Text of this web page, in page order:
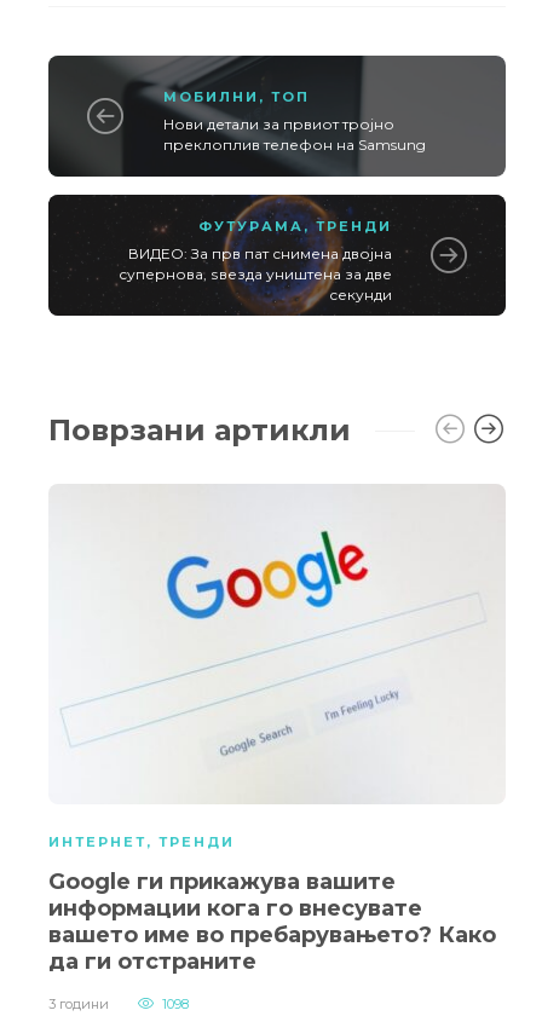
МОБИЛНИ , ТОП
Нови детали за првиот тројно
преклоплив телефон на Samsung
ФУТУРАМА,ТРЕНДИ
ВИДЕО: За прв пат снимена двојна
супернова, ѕвезда уништена за две
секунди
Поврзани артикли
ИНТЕРНЕТ, ТРЕНДИ
Google ги прикажува вашите
информации кога го внесувате
вашето име во пребарувањето? Како
да ги отстраните
3 години 1098